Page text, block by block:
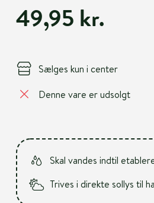
49,95 kr.
Sælges kun i center
Denne vare er udsolgt
Skal vandes indtil
Trives i direkte sollys til